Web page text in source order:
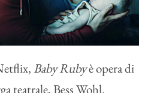
Baby Rubyè opera di
teatrale, Bess Wohl.